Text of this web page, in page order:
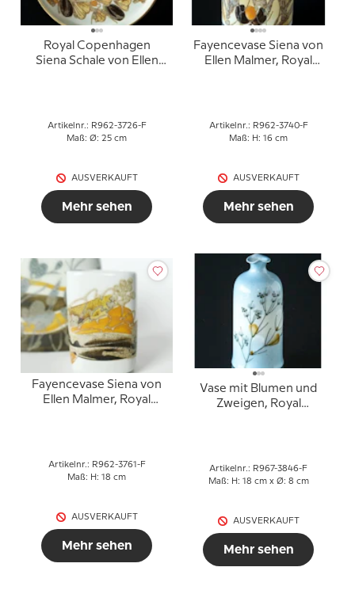
Royal Copenhagen
Siena Schale von Ellen
Artikelnr.: R962-3726-F
Maß: Ø: 25 cm
AUSVERKAUFT
Mehr sehen
Fayencevase Siena von
Ellen Malmer, Royal
Artikelnr.: R962-3740-F
Maß: H: 16 cm
AUSVERKAUFT
Mehr sehen
Fayencevase Siena von
Ellen Malmer, Royal
Artikelnr.: R962-3761-F
Maß: H: 18 cm
AUSVERKAUFT
Mehr sehen
Vase mit Blumen und
Zweigen, Royal
Artikelnr.: R967-3846-F
Maß: H: 18 cm x Ø: 8 cm
AUSVERKAUFT
Mehr sehen